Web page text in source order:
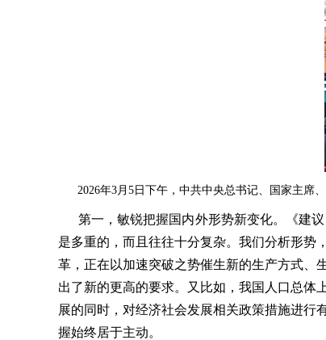
2026年3月5日下午，中共中央总书记、国家主席
第一，敏锐把握国内外形势新变化。《建议
是多重的，而且往往十分复杂。我们分析形势
革，正在以加速突破之势催生新的生产方式、
出了新的更高的要求。又比如，我国人口总体
展的同时，对经济社会发展相关政策措施进行
握始终居于主动。